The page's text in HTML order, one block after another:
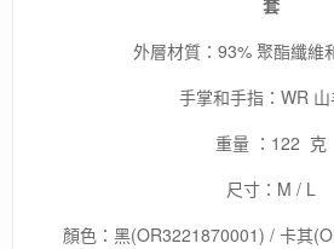
套
外層材質：93% 聚酯纖維
手掌和手指：WR 山
重量 ：122 克
尺寸：M / L
顏色：黑(OR3221870001) / 卡其